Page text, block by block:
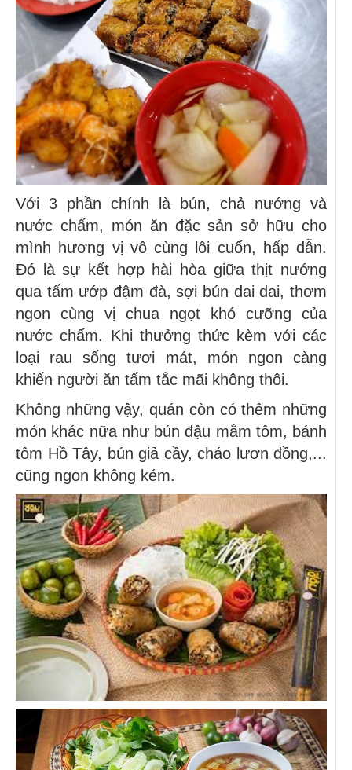
Với 3 phần chính là bún, chả nướng và
nước chấm, món ăn đặc sản sở hữu cho
mình hương vị vô cùng lôi cuốn, hấp dẫn.
Đó là sự kết hợp hài hòa giữa thịt nướng
qua tẩm ướp đậm đà, sợi bún dai dai, thơm
ngon cùng vị chua ngọt khó cưỡng của
nước chấm. Khi thưởng thức kèm với các
loại rau sống tươi mát, món ngon càng
khiến người ăn tấm tắc mãi không thôi.
Không những vậy, quán còn có thêm những
món khác nữa như bún đậu mắm tôm, bánh
tôm Hồ Tây, bún giả cầy, cháo lươn đồng,...
cũng ngon không kém.